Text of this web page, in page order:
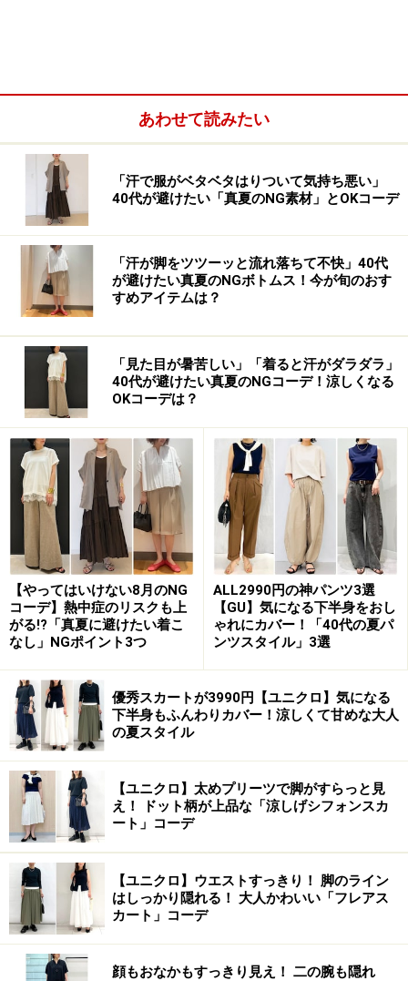
2026年春夏コレクションで見つけました。
肩からスカートの裾まで切り替えのラインが入っている
ことで、立体感があるのが特徴。無地のロングワンピー
スでものっぺりせずに様になります。カラバリは写真の
ブラックのほか、ベージュ、ブルー、ネイビーの4色展
開です。
「ユニクロ シー」の2026年春夏コレクションから発売され
ています
49％がナイロン、42％がレーヨン、9％がポリウレタン
という素材構成。伸縮性があるのも着心地がよさそう
で、購入の決め手になりました。
伸縮性があって、着心地も楽ちん
実際、生地を伸ばしてみてもストレッチがきいているた
め、フィットしている上半身も窮屈さがなく、ストレス
フリーで着られます。
首もとが詰まったクルーネックできれいめにも着られます
首もとが詰まったクルーネックはきちんと感が出て、き
あわせて読みたい
「汗で服がベタベタはりついて気持ち悪い」
40代が避けたい「真夏のNG素材」とOKコーデ
「汗が脚をツツーッと流れ落ちて不快」40代
が避けたい真夏のNGボトムス！今が旬のおす
すめアイテムは？
「見た目が暑苦しい」「着ると汗がダラダラ」
40代が避けたい真夏のNGコーデ！涼しくなる
OKコーデは？
【やってはいけない8月のNG
コーデ】熱中症のリスクも上
がる!?「真夏に避けたい着こ
なし」NGポイント3つ
ALL2990円の神パンツ3選
【GU】気になる下半身をおし
ゃれにカバー！「40代の夏パ
ンツスタイル」3選
優秀スカートが3990円【ユニクロ】気になる
下半身もふんわりカバー！涼しくて甘めな大人
の夏スタイル
【ユニクロ】太めプリーツで脚がすらっと見
え！ ドット柄が上品な「涼しげシフォンスカ
ート」コーデ
【ユニクロ】ウエストすっきり！ 脚のライン
はしっかり隠れる！ 大人かわいい「フレアス
カート」コーデ
顔もおなかもすっきり見え！ 二の腕も隠れ